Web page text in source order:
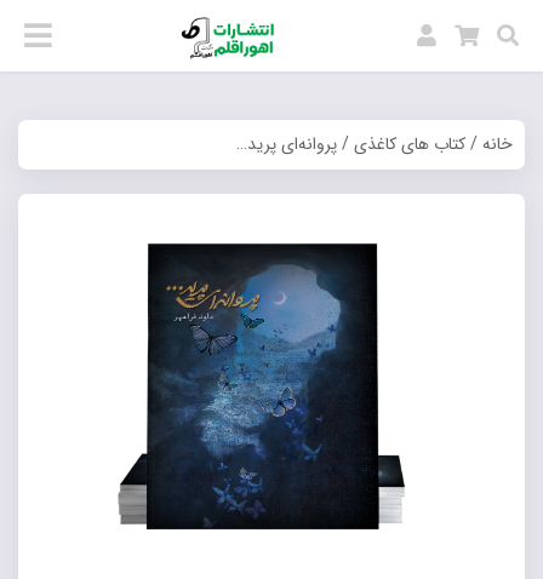
خانه/کتاب های کاغذی/ پروانه‌ای پرید…